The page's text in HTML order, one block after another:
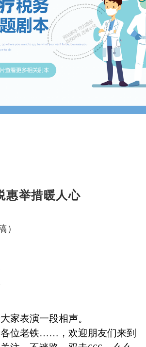
惠举措暖人心
）
家表演一段相声。
位老铁……，欢迎朋友们来到